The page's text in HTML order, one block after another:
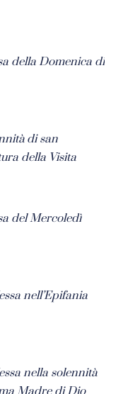
della Domenica di
di san
della Visita
del Mercoledì
nell’Epifania
nella solennità
Madre di Dio